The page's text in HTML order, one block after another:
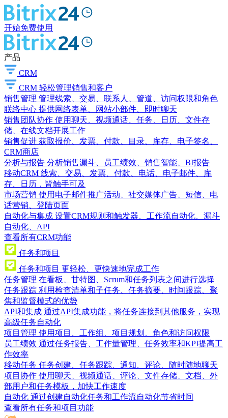
开始免费使用
产品
CRM
CRM 轻松管理销售和客户
销售管理 管理线索、交易、联系人、管道、访问权限和角色
联络中心 提供网络表单、网站小部件、即时聊天
销售团队协作 使用聊天、视频通话、任务、日历、文件存
储、在线文档开展工作
销售促进 获取报价、发票、付款、目录、库存、电子签名、
CRM商店
分析与报告 分析销售漏斗、员工绩效、销售智能、BI报告
移动CRM 线索、交易、发票、付款、电话、电子邮件、库
存、日历，皆触手可及
市场营销 使用电子邮件推广活动、社交媒体广告、短信、电
话营销、登陆页面
自动化与集成 设置CRM规则和触发器、工作流自动化、漏斗
自动化、API
查看所有CRM功能
任务和项目
任务和项目 更轻松、更快速地完成工作
任务管理 在看板、甘特图、Scrum和任务列表之间进行选择
任务跟踪 利用检查清单和子任务、任务摘要、时间跟踪、聚
焦和监督模式的优势
API和集成 通过API集成功能，将任务连接到其他服务，实现
高级任务自动化
项目管理 使用项目、工作组、项目规划、角色和访问权限
员工绩效 通过任务报告、工作量管理、任务效率和KPI提高工
作效率
移动任务 任务创建、任务跟踪、通知、评论、随时随地聊天
项目协作 使用聊天、视频通话、评论、文件存储、文档、外
部用户和任务模板，加快工作速度
自动化 通过创建自动化任务和工作流自动化节省时间
查看所有任务和项目功能